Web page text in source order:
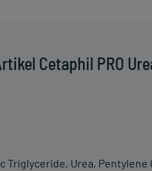
Cetaphil PRO
Triglyceride, Urea,